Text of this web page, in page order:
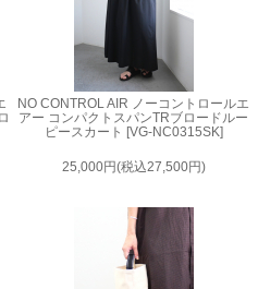
NO CONTROL AIR ノーコントロールエ
アー コンパクトスパンTRブロードルー
ピースカート [VG-NC0315SK]
25,000円(税込27,500円)